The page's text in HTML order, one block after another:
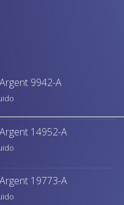
9942-A
14952-A
19773-A